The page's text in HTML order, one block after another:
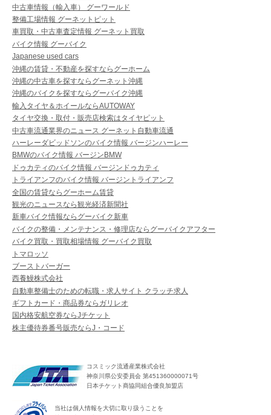
中古車情報（輸入車） グーワールド
整備工場情報 グーネットピット
車買取・中古車査定情報 グーネット買取
バイク情報 グーバイク
Japanese used cars
沖縄の賃貸・不動産を探すならグーホーム
沖縄の中古車を探すならグーネット沖縄
沖縄のバイクを探すならグーバイク沖縄
輸入タイヤ＆ホイールならAUTOWAY
タイヤ交換・取付・販売店検索はタイヤピット
中古車流通業界のニュース グーネット自動車流通
ハーレーダビッドソンのバイク情報 バージンハーレー
BMWのバイク情報 バージンBMW
ドゥカティのバイク情報 バージンドゥカティ
トライアンフのバイク情報 バージントライアンフ
全国の賃貸ならグーホーム賃貸
観光のニュースなら観光経済新聞社
新車バイク情報ならグーバイク新車
バイクの整備・メンテナンス・修理店ならグーバイクアフター
バイク買取・買取相場情報 グーバイク買取
トマロッソ
ブーストバーガー
西養鰻株式会社
自動車整備士のための転職・求人サイト クラッチ求人
ギフトカード・商品券ならガリレオ
国内格安航空券ならJチケット
株主優待券番号販売ならJ・コード
コスミック流通産業株式会社
神奈川県公安委員会 第451360000071号
日本チケット商協同組合優良加盟店
当社は個人情報を大切に取り扱うことを